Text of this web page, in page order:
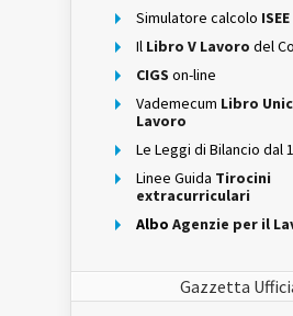
Simulatore calcolo ISEE
Il Libro V Lavoro del
CIGS on-line
Vademecum Libro
Lavoro
Le Leggi di Bilancio dal
Linee Guida Tirocini
extracurriculari
Albo Agenzie per il
Gazzetta